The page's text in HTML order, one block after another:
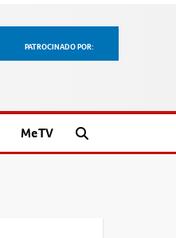
PATROCINADO POR:
MeTV